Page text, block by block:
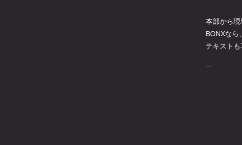
本部から現
BONXなら
テキストも